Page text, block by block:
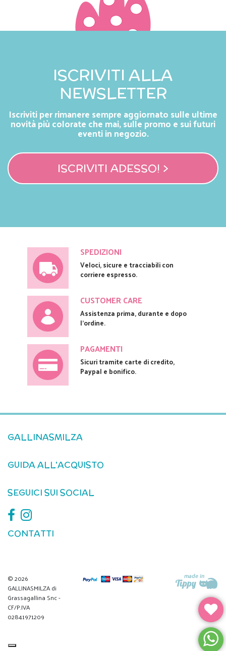
ISCRIVITI ALLA
NEWSLETTER
Iscriviti per rimanere sempre aggiornato sulle ultime
novità più colorate che mai, sulle promo e sui futuri
eventi in negozio.
ISCRIVITI ADESSO! >
SPEDIZIONI
Veloci, sicure e tracciabili con
corriere espresso.
CUSTOMER CARE
Assistenza prima, durante e dopo
l'ordine.
PAGAMENTI
Sicuri tramite carte di credito,
Paypal e bonifico.
GALLINASMILZA
GUIDA ALL'ACQUISTO
SEGUICI SUI SOCIAL
CONTATTI
© 2026
GALLINASMILZA di
Grassagallina Snc -
CF/P.IVA
02841971209